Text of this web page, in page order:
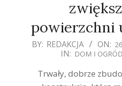
powierzchni
2019-
26
BY: REDAKCJA ON:
IN: DOM I OGRÓD
Trwały, dobrze